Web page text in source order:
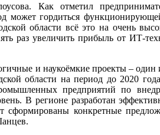
Как отметил
может гордиться
области всё это на очень
раз увеличить прибыль от ИТ-
и наукоёмкие проекты – один
области на период до 2020
предприятий по
В регионе разработан
конкретные